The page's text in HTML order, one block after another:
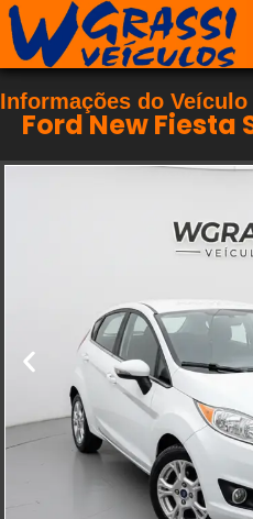
Informações do Veículo
Ford New Fiesta